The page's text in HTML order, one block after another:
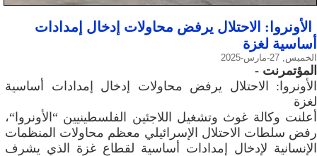
الأونروا: الاحتلال يرفض محاولات إدخال إمدادات
أساسية لغزة
الخميس, 27-مارس-2025
المؤتمرنت -
الأونروا: الاحتلال يرفض محاولات إدخال إمدادات أساسية
لغزة
أعلنت وكالة غوث وتشغيل اللاجئين الفلسطينيين “الأونروا“،
رفض سلطات الاحتلال الإسرائيلي معظم محاولات المنظمات
الإنسانية لإدخال إمدادات أساسية لقطاع غزة الذي يشرف